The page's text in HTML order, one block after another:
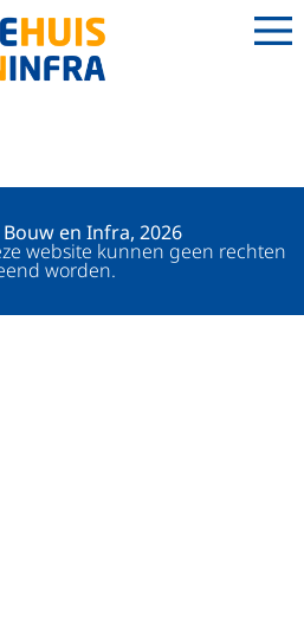
en Infra, 2026
website kunnen geen rechten
worden.